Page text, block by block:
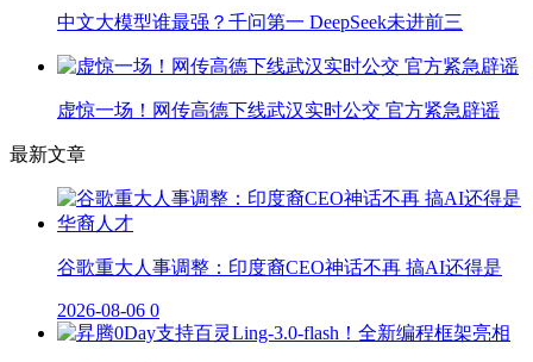
中文大模型谁最强？千问第一 DeepSeek未进前三
虚惊一场！网传高德下线武汉实时公交 官方紧急辟谣
最新文章
谷歌重大人事调整：印度裔CEO神话不再 搞AI还得是
2026-08-06 0